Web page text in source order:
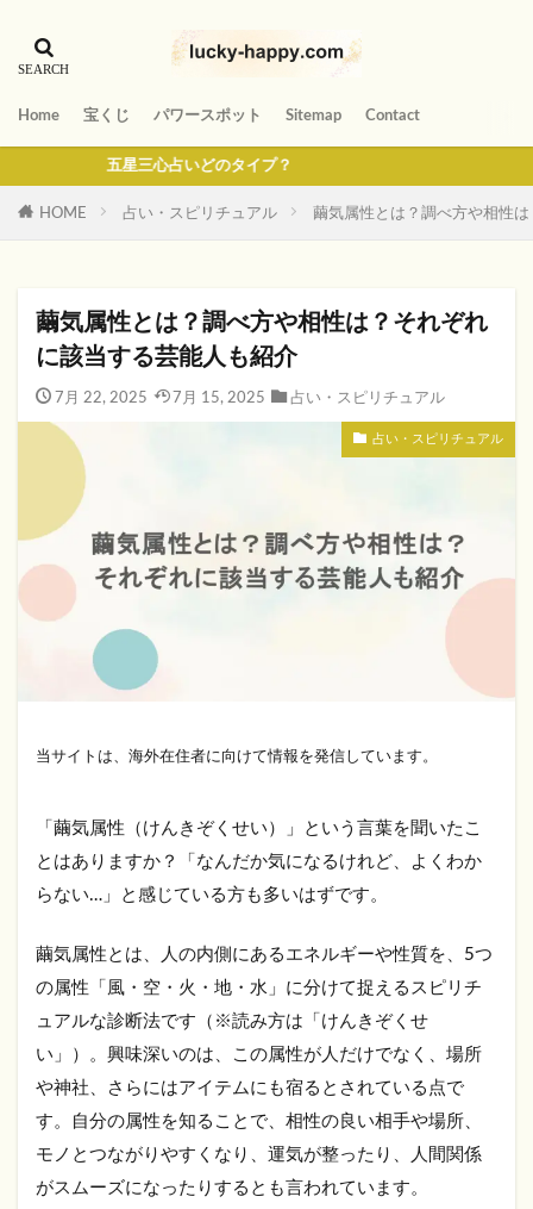
Home 宝くじ パワースポット Sitemap Contact
五星三心占いどのタイプ？
HOME 占い・スピリチュアル 繭気属性とは？調べ方や相性
繭気属性とは？調べ方や相性は？それぞれ
に該当する芸能人も紹介
7月 22, 2025 7月 15, 2025 占い・スピリチュアル
占い・スピリチュアル
当サイトは、海外在住者に向けて情報を発信しています。
「繭気属性（けんきぞくせい）」という言葉を聞いたこ
とはありますか？「なんだか気になるけれど、よくわか
らない…」と感じている方も多いはずです。
繭気属性とは、人の内側にあるエネルギーや性質を、5つ
の属性「風・空・火・地・水」に分けて捉えるスピリチ
ュアルな診断法です（※読み方は「けんきぞくせ
い」）。興味深いのは、この属性が人だけでなく、場所
や神社、さらにはアイテムにも宿るとされている点で
す。自分の属性を知ることで、相性の良い相手や場所、
モノとつながりやすくなり、運気が整ったり、人間関係
がスムーズになったりするとも言われています。